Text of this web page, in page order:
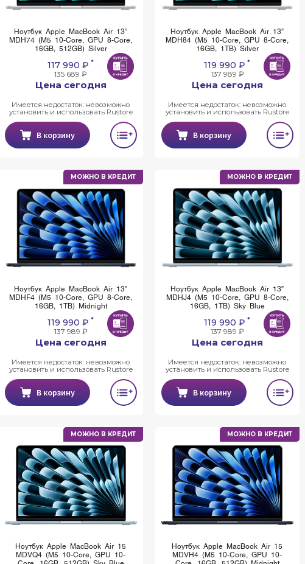
Ноутбук Apple MacBook Air 13”
MDH74 (M5 10-Core, GPU 8-Core,
16GB, 512GB) Silver
117 990 ₽ *
135 689 ₽
Цена сегодня
Имеется недостаток: невозможно
установить и использовать Rustore
В корзину
Ноутбук Apple MacBook Air 13”
MDH84 (M5 10-Core, GPU 8-Core,
16GB, 1TB) Silver
119 990 ₽ *
137 989 ₽
Цена сегодня
Имеется недостаток: невозможно
установить и использовать Rustore
В корзину
МОЖНО В КРЕДИТ
Ноутбук Apple MacBook Air 13”
MDHF4 (M5 10-Core, GPU 8-Core,
16GB, 1TB) Midnight
119 990 ₽ *
137 989 ₽
Цена сегодня
Имеется недостаток: невозможно
установить и использовать Rustore
В корзину
МОЖНО В КРЕДИТ
Ноутбук Apple MacBook Air 13”
MDHJ4 (M5 10-Core, GPU 8-Core,
16GB, 1TB) Sky Blue
119 990 ₽ *
137 989 ₽
Цена сегодня
Имеется недостаток: невозможно
установить и использовать Rustore
В корзину
МОЖНО В КРЕДИТ
Ноутбук Apple MacBook Air 15
MDVQ4 (M5 10-Core, GPU 10-
МОЖНО В КРЕДИТ
Ноутбук Apple MacBook Air 15
MDVH4 (M5 10-Core, GPU 10-